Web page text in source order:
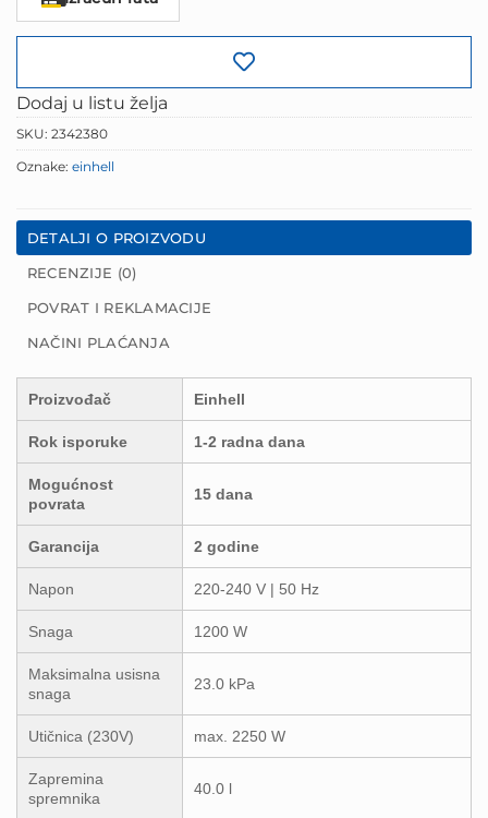
Dodaj u listu želja
SKU: 2342380
Oznake: einhell
DETALJI O PROIZVODU
RECENZIJE (0)
POVRAT I REKLAMACIJE
NAČINI PLAĆANJA
Proizvođač Einhell
Rok isporuke 1-2 radna dana
Mogućnost
povrata
15 dana
Garancija 2 godine
Napon 220-240 V | 50 Hz
Snaga 1200 W
Maksimalna usisna
snaga
23.0 kPa
Utičnica (230V) max. 2250 W
Zapremina
spremnika
40.0 l